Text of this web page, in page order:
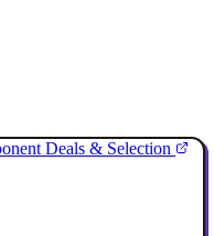
Deals & Selection